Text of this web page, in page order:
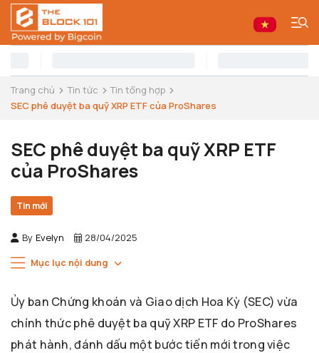
Trang chủ Tin tức
Tin tổng hợp
SEC phê duyệt ba quỹ XRP ETF của ProShares
SEC phê duyệt ba quỹ XRP ETF
của ProShares
Tin mới
By Evelyn 28/04/2025
Mục lục nội dung
Ủy ban Chứng khoán và Giao dịch Hoa Kỳ (SEC) vừa
chính thức phê duyệt ba quỹ XRP ETF do ProShares
phát hành, đánh dấu một bước tiến mới trong việc